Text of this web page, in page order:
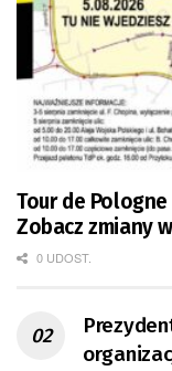
Tour de
Zobacz zmiany
0 UDOST.